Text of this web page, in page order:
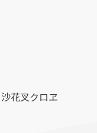
花叉クロヱ